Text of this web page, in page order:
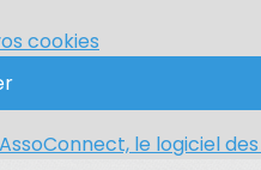
cookies
le logiciel